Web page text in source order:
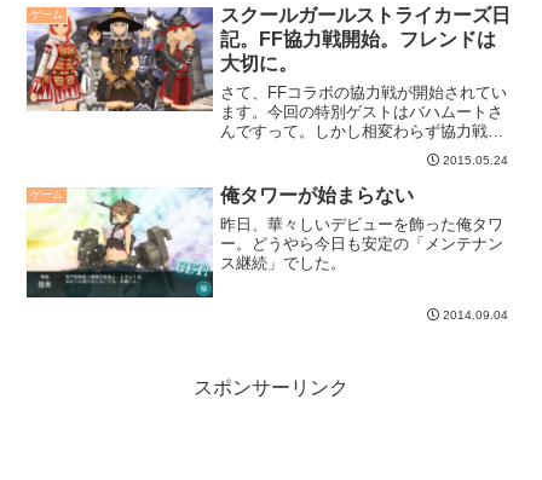
ゲーム
スクールガールストライカーズ日
記。FF協力戦開始。フレンドは
大切に。
さて、FFコラボの協力戦が開始されてい
ます。今回の特別ゲストはバハムートさ
んですって。しかし相変わらず協力戦だ
2015.05.24
ゲーム 俺タワーが始まらない
昨日、華々しいデビューを飾った俺タワ
ー。どうやら今日も安定の「メンテナン
ス継続」でした。
2014.09.04
スポンサーリンク